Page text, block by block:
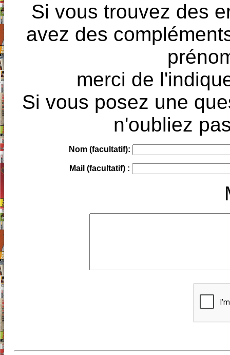
Si vous trouvez des
avez des
merci de
Si vous posez une
n'oubliez
Nom (facultatif):
Mail (facultatif) :